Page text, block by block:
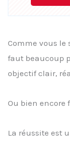
Comme vous le
faut beaucoup
objectif clair,
Ou bien encore
La réussite est